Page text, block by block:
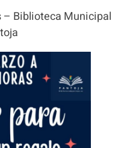
– Biblioteca Municipal